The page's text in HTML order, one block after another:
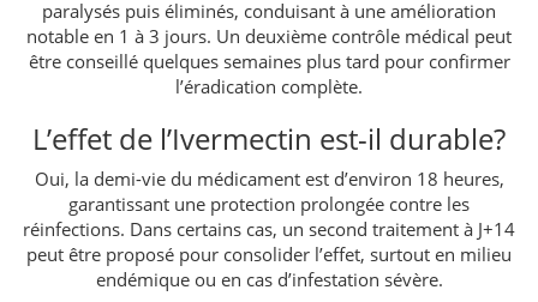
paralysés puis éliminés, conduisant à une amélioration
notable en 1 à 3 jours. Un deuxième contrôle médical peut
être conseillé quelques semaines plus tard pour confirmer
l’éradication complète.
L’effet de l’Ivermectin est-il durable?
Oui, la demi-vie du médicament est d’environ 18 heures,
garantissant une protection prolongée contre les
réinfections. Dans certains cas, un second traitement à J+14
peut être proposé pour consolider l’effet, surtout en milieu
endémique ou en cas d’infestation sévère.